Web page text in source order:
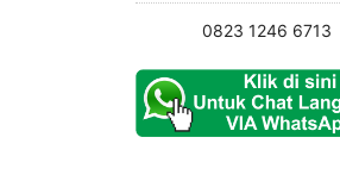
0823 1246 6713